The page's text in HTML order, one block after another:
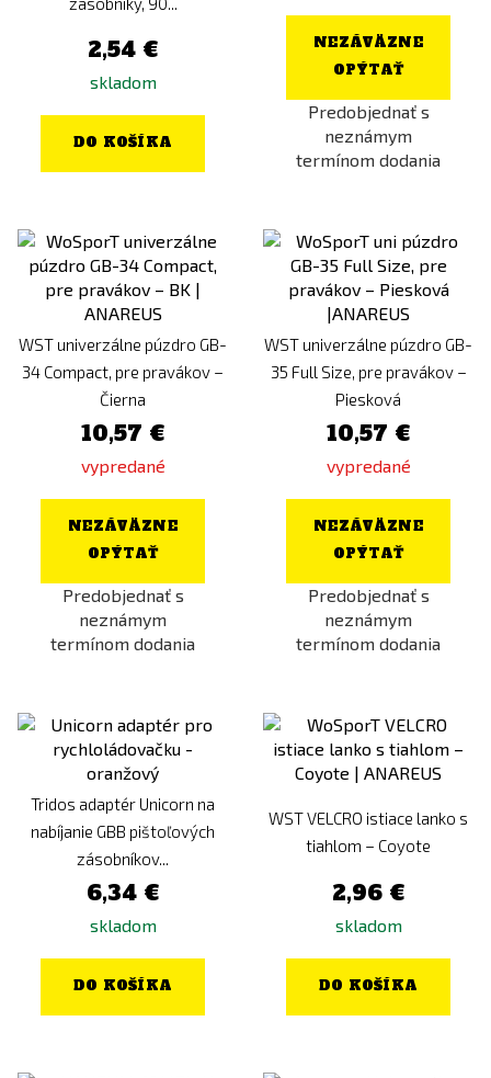
2,54 €
skladom
DO KOŠÍKA
NEZÁVÄZNE
OPÝTAŤ
Predobjednať s
neznámym
termínom dodania
WST univerzálne púzdro GB-
34 Compact, pre pravákov –
Čierna
10,57 €
vypredané
NEZÁVÄZNE
OPÝTAŤ
Predobjednať s
neznámym
termínom dodania
WST univerzálne púzdro GB-
35 Full Size, pre pravákov –
Piesková
10,57 €
vypredané
NEZÁVÄZNE
OPÝTAŤ
Predobjednať s
neznámym
termínom dodania
Tridos adaptér Unicorn na
nabíjanie GBB pištoľových
zásobníkov...
6,34 €
skladom
DO KOŠÍKA
WST VELCRO istiace lanko s
tiahlom – Coyote
2,96 €
skladom
DO KOŠÍKA